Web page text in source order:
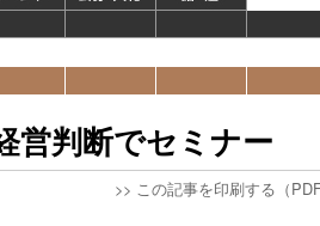
営判断でセミナー
>> この記事を印刷する（PDF